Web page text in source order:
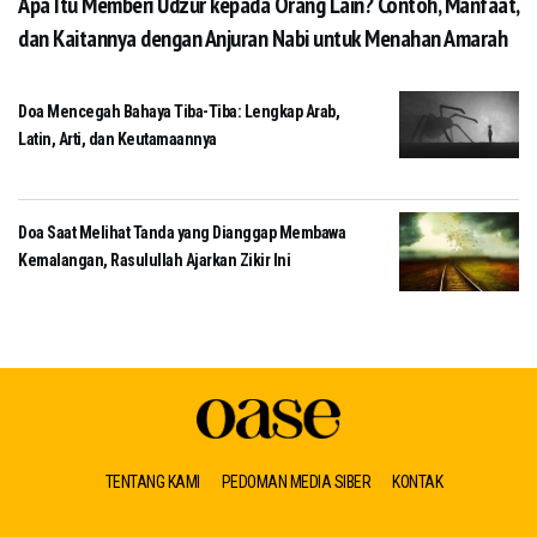
dan Kaitannya dengan Anjuran Nabi untuk Menahan Amarah
Doa Mencegah Bahaya Tiba-Tiba: Lengkap Arab,
Latin, Arti, dan Keutamaannya
Doa Saat Melihat Tanda yang Dianggap Membawa
Kemalangan, Rasulullah Ajarkan Zikir Ini
TENTANG KAMI PEDOMAN MEDIA SIBER KONTAK